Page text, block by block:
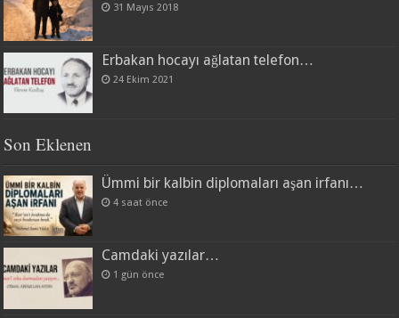
31 Mayıs 2018
Erbakan hocayı ağlatan telefon…
24 Ekim 2021
Son Eklenen
Ümmi bir kalbin diplomaları aşan irfanı…
4 saat önce
Camdaki yazılar…
1 gün önce